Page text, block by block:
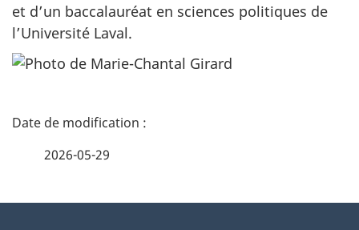
et d’un baccalauréat en sciences politiques de
l’Université Laval.
D
2026-05-29